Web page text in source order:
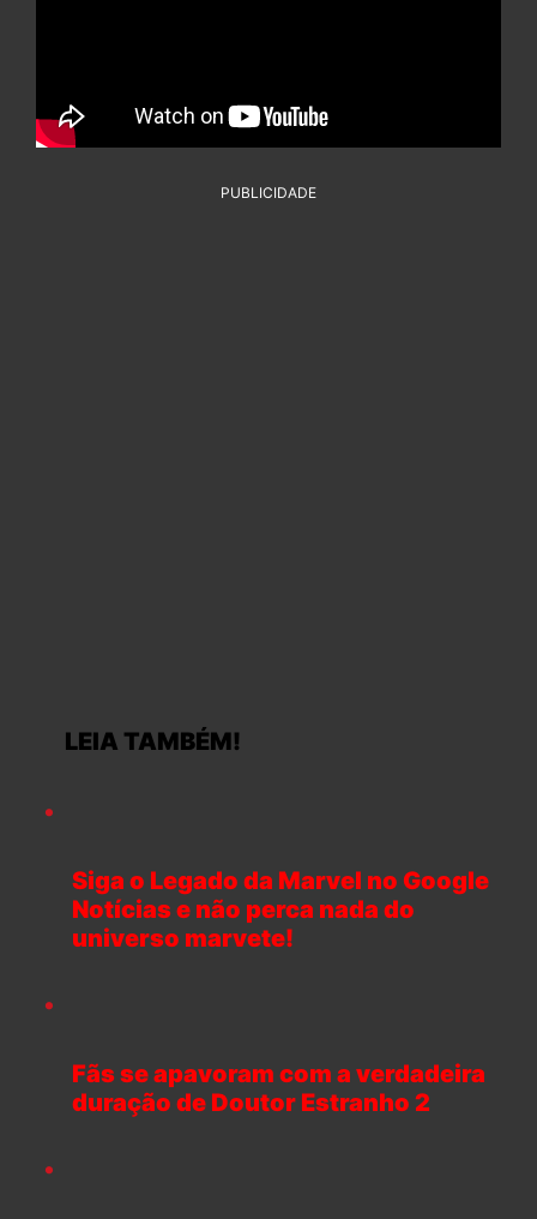
PUBLICIDADE
LEIA TAMBÉM!
Siga o Legado da Marvel no Google
Notícias e não perca nada do
universo marvete!
Fãs se apavoram com a verdadeira
duração de Doutor Estranho 2